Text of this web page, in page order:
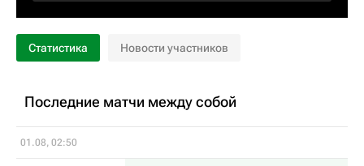
Статистика Новости участников
Последние матчи между собой
01.08, 02:50